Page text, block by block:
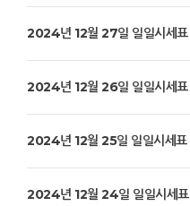
2024년 12월 27일 일일시세표
2024년 12월 26일 일일시세표
2024년 12월 25일 일일시세표
2024년 12월 24일 일일시세표